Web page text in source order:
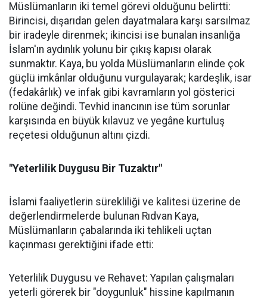
Müslümanların iki temel görevi olduğunu belirtti:
Birincisi, dışarıdan gelen dayatmalara karşı sarsılmaz
bir iradeyle direnmek; ikincisi ise bunalan insanlığa
İslam'ın aydınlık yolunu bir çıkış kapısı olarak
sunmaktır. Kaya, bu yolda Müslümanların elinde çok
güçlü imkânlar olduğunu vurgulayarak; kardeşlik, isar
(fedakârlık) ve infak gibi kavramların yol gösterici
rolüne değindi. Tevhid inancının ise tüm sorunlar
karşısında en büyük kılavuz ve yegâne kurtuluş
reçetesi olduğunun altını çizdi.
"Yeterlilik Duygusu Bir Tuzaktır"
İslami faaliyetlerin sürekliliği ve kalitesi üzerine de
değerlendirmelerde bulunan Rıdvan Kaya,
Müslümanların çabalarında iki tehlikeli uçtan
kaçınması gerektiğini ifade etti:
Yeterlilik Duygusu ve Rehavet: Yapılan çalışmaları
yeterli görerek bir "doygunluk" hissine kapılmanın